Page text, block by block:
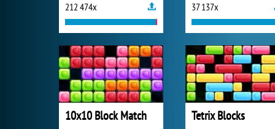
212 474x 37 137x
10x10 Block Match Tetrix Blocks